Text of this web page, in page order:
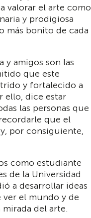
valorar el arte como
y prodigiosa
más bonito de cada
y amigos son las
que este
y fortalecido a
ello, dice estar
las personas que
que el
por consiguiente,
como estudiante
de la Universidad
a desarrollar ideas
el mundo y de
del arte.